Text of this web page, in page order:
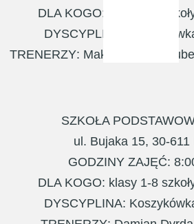
DLA KOGO: klasy 1-8
DYSCYPLINA
:
TRENERZY: Maksymilian
SZKOŁA
ul. Bujaka 15, 30-611
GODZINY ZAJĘĆ:
DLA KOGO: klasy 1-8
DYSCYPLINA: